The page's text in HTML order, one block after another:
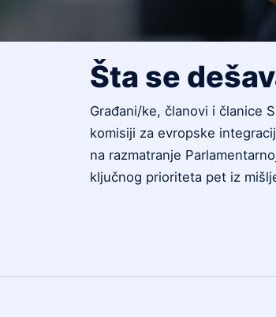
Šta se
Građani/ke, članovi i članice
komisiji za evropske
na razmatranje
ključnog prioriteta pet iz